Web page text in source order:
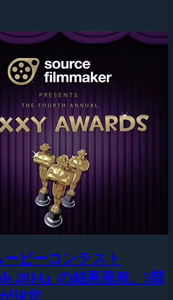
ービーコンテスト
2014』の結果発表、5部
決定